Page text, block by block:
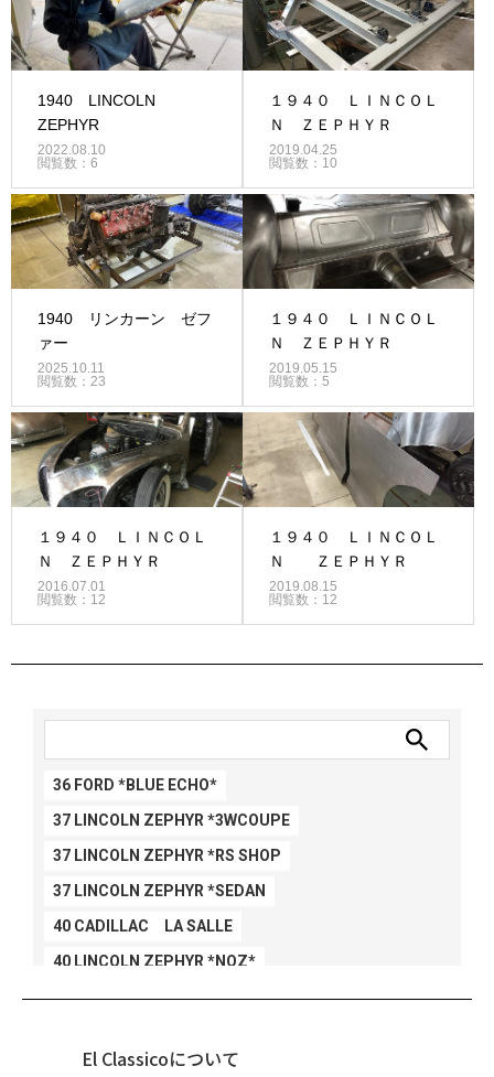
1940 LINCOLN
ZEPHYR
2022.08.10
閲覧数：6
１９４０ ＬＩＮＣＯＬ
Ｎ ＺＥＰＨＹＲ
2019.04.25
閲覧数：10
1940 リンカーン ゼフ
ァー
2025.10.11
閲覧数：23
１９４０ ＬＩＮＣＯＬ
Ｎ ＺＥＰＨＹＲ
2019.05.15
閲覧数：5
１９４０ ＬＩＮＣＯＬ
Ｎ ＺＥＰＨＹＲ
2016.07.01
閲覧数：12
１９４０ ＬＩＮＣＯＬ
Ｎ ＺＥＰＨＹＲ
2019.08.15
閲覧数：12
36 FORD *BLUE ECHO*
37 LINCOLN ZEPHYR *3WCOUPE
37 LINCOLN ZEPHYR *RS SHOP
37 LINCOLN ZEPHYR *SEDAN
40 CADILLAC LA SALLE
40 LINCOLN ZEPHYR *NOZ*
40 LINCOLN ZEPHYR *V12*
47 CHEVY FLEETMASTER CONV
El Classicoについて